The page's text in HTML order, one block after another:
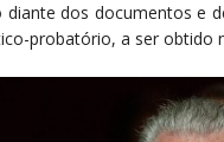
diante dos documentos e
probatório, a ser obtido